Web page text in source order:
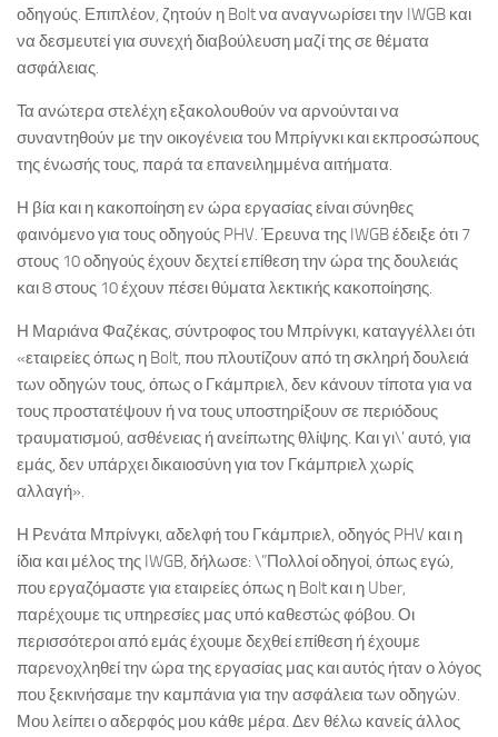
οδηγούς. Επιπλέον, ζητούν η Bolt να αναγνωρίσει την IWGB και
να δεσμευτεί για συνεχή διαβούλευση μαζί της σε θέματα
ασφάλειας.
Τα ανώτερα στελέχη εξακολουθούν να αρνούνται να
συναντηθούν με την οικογένεια του Μπρίγνκι και εκπροσώπους
της ένωσής τους, παρά τα επανειλημμένα αιτήματα.
Η βία και η κακοποίηση εν ώρα εργασίας είναι σύνηθες
φαινόμενο για τους οδηγούς PHV. Έρευνα της IWGB έδειξε ότι 7
στους 10 οδηγούς έχουν δεχτεί επίθεση την ώρα της δουλειάς
και 8 στους 10 έχουν πέσει θύματα λεκτικής κακοποίησης.
Η Μαριάνα Φαζέκας, σύντροφος του Μπρίνγκι, καταγγέλλει ότι
«εταιρείες όπως η Bolt, που πλουτίζουν από τη σκληρή δουλειά
των οδηγών τους, όπως ο Γκάμπριελ, δεν κάνουν τίποτα για να
τους προστατέψουν ή να τους υποστηρίξουν σε περιόδους
τραυματισμού, ασθένειας ή ανείπωτης θλίψης. Και γι\’ αυτό, για
εμάς, δεν υπάρχει δικαιοσύνη για τον Γκάμπριελ χωρίς
αλλαγή».
Η Ρενάτα Μπρίνγκι, αδελφή του Γκάμπριελ, οδηγός PHV και η
ίδια και μέλος της IWGB, δήλωσε: \”Πολλοί οδηγοί, όπως εγώ,
που εργαζόμαστε για εταιρείες όπως η Bolt και η Uber,
παρέχουμε τις υπηρεσίες μας υπό καθεστώς φόβου. Οι
περισσότεροι από εμάς έχουμε δεχθεί επίθεση ή έχουμε
παρενοχληθεί την ώρα της εργασίας μας και αυτός ήταν ο λόγος
που ξεκινήσαμε την καμπάνια για την ασφάλεια των οδηγών.
Μου λείπει ο αδερφός μου κάθε μέρα. Δεν θέλω κανείς άλλος